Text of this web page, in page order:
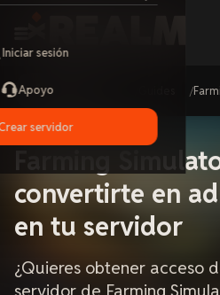
Iniciar sesión
Apoyo
servidor
Farming
convertirte en
en tu servidor
¿Quieres obtener acceso